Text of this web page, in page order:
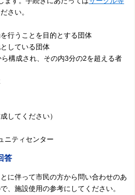
さい。
行うことを目的とする団体
している団体
構成され、その内3分の2を超える者
してください）
ニティセンター
答
に伴って市民の方から問い合わせのあ
、施設使用の参考にしてください。